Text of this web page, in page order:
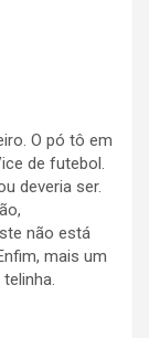
O pó tô em
de futebol.
deveria ser.
não está
mais um